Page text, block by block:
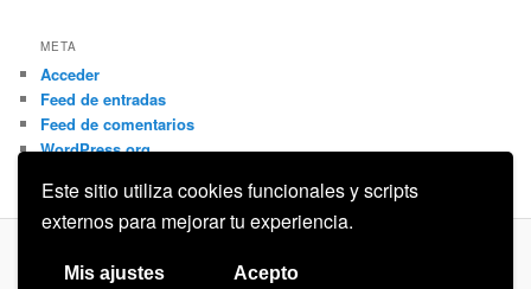
Este sitio utiliza cookies funcionales y scripts
externos para mejorar tu experiencia.
Mis ajustes Acepto
META
Acceder
Feed de entradas
Feed de comentarios
WordPress.org
Privacidad Funciona gracias a WordPress